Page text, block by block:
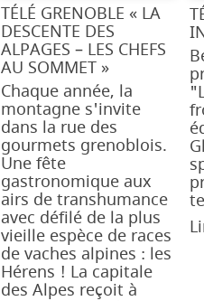
TÉLÉ GRENOBLE « LA
DESCENTE DES
ALPAGES – LES CHEFS
AU SOMMET »
Chaque année, la
montagne s'invite
dans la rue des
gourmets grenoblois.
Une fête
gastronomique aux
airs de transhumance
avec défilé de la plus
vieille espèce de races
de vaches alpines : les
Hérens ! La capitale
des Alpes reçoit à